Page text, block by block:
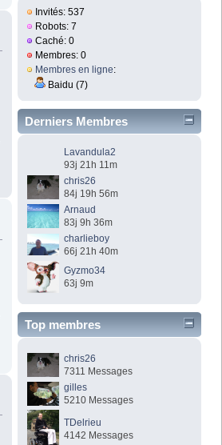
Invités: 537
Robots: 7
Caché: 0
Membres: 0
Membres en ligne:
Baidu (7)
Derniers Membres
Lavandula2
93j 21h 11m
chris26
84j 19h 56m
Arnaud
83j 9h 36m
charlieboy
66j 21h 40m
Gyzmo34
63j 9m
Top membres
chris26
7311 Messages
gilles
5210 Messages
TDelrieu
4142 Messages